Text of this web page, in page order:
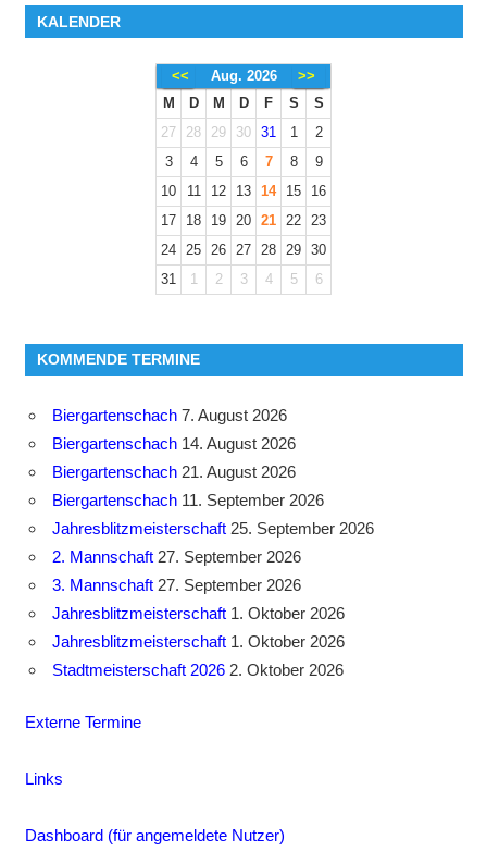
KALENDER
<< Aug. 2026
>>
M
D M D F S
S
27
28 29 30 31 1
2
3
4 5 6 7 8
9
10
11 12 13 14 15
16
17
18 19 20 21 22
23
24
25 26 27 28 29 30
31
1 2 3 4 5 6
KOMMENDE TERMINE
Biergartenschach 7. August 2026
Biergartenschach 14. August 2026
Biergartenschach 21. August 2026
Biergartenschach 11. September 2026
Jahresblitzmeisterschaft 25. September 2026
2. Mannschaft 27. September 2026
3. Mannschaft 27. September 2026
Jahresblitzmeisterschaft 1. Oktober 2026
Jahresblitzmeisterschaft 1. Oktober 2026
Stadtmeisterschaft 2026 2. Oktober 2026
Externe Termine
Links
Dashboard (für angemeldete Nutzer)